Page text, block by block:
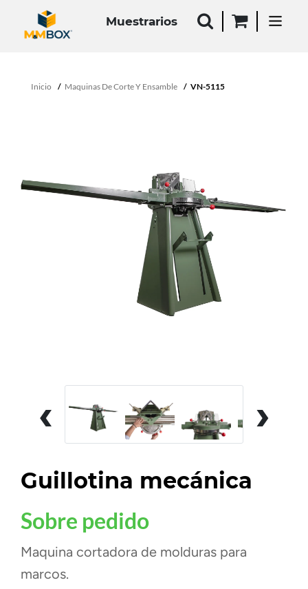
Muestrarios
Inicio Maquinas De Corte Y Ensamble VN-5115
‹ ›
Guillotina mecánica
Sobre pedido
Maquina cortadora de molduras para
marcos.